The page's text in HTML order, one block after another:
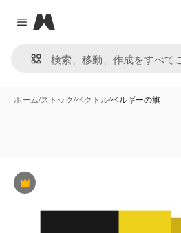
Close menu
Magnific
ホーム/ストック/ベクトル/ベルギーの旗
Premium